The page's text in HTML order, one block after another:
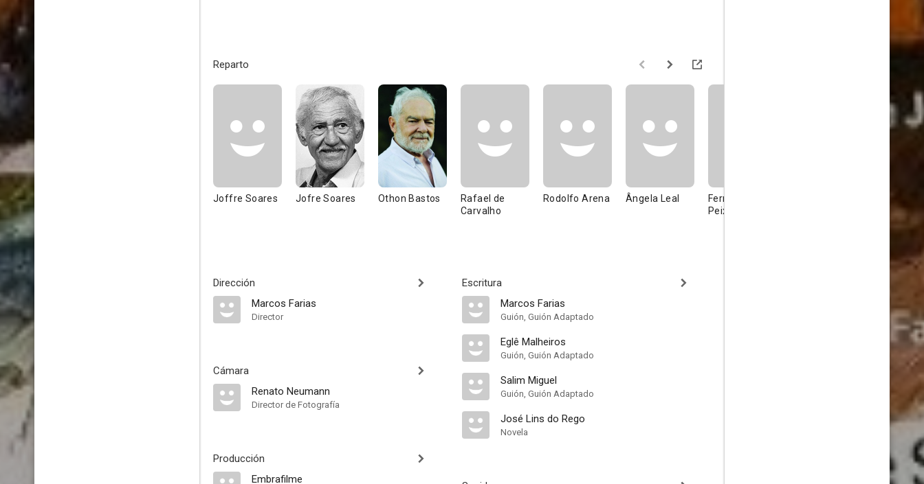
Reparto
Joffre Soares Jofre Soares Othon Bastos
Rafael de
Carvalho
Rodolfo Arena Ângela Leal
Fernando
Peixoto
Dirección
Marcos Farias
Director
Cámara
Renato Neumann
Director de Fotografía
Producción
Embrafilme
Escritura
Marcos Farias
Guión, Guión Adaptado
Eglê Malheiros
Guión, Guión Adaptado
Salim Miguel
Guión, Guión Adaptado
José Lins do Rego
Novela